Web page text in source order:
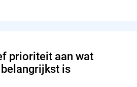
prioriteit aan wat
is